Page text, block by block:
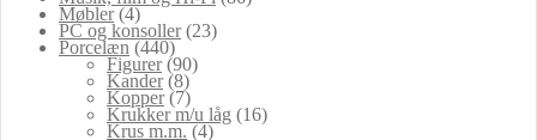
Møbler (4)
PC og konsoller (23)
Porcelæn (440)
Figurer (90)
Kander (8)
Kopper (7)
Krukker m/u låg (16)
Krus m.m. (4)